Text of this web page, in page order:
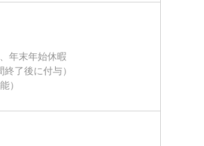
年末年始休暇
了後に付与）
）